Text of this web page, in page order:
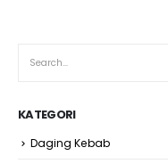
KATEGORI
Daging Kebab